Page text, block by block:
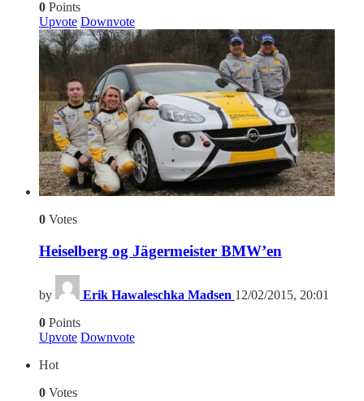
0 Points
Upvote Downvote
0 Votes
Heiselberg og Jägermeister BMW’en
by Erik Hawaleschka Madsen 12/02/2015, 20:01
0 Points
Upvote Downvote
Hot
0 Votes